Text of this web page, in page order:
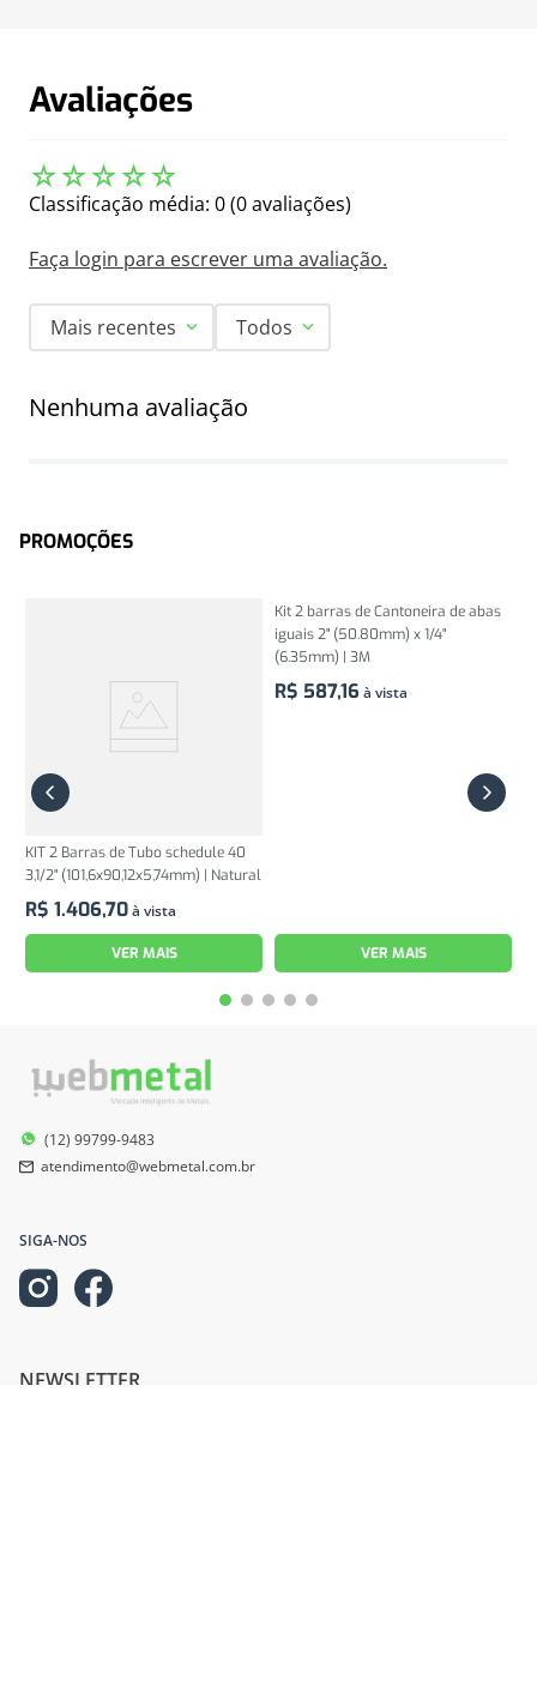
Avaliações
☆☆☆☆☆
Classificação média: 0(0 avaliações)
Faça login para escrever uma avaliação.
Mais recentes Todos
Nenhuma avaliação
PROMOÇÕES
KIT 2 Barras de Tubo schedule 40
3,1/2" (101,6x90,12x5,74mm) | Natural
R$ 1.406,70à vista
VER MAIS
R$587,16à vista
VER MAIS
(12) 99799-9483